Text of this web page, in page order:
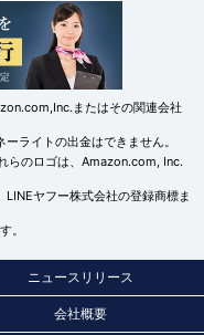
またはその関連会社
ライトの出金はできません。
らのロゴは、Amazon.com, Inc.
ヤフー株式会社の登録商標ま
。
ニュースリリース
会社概要